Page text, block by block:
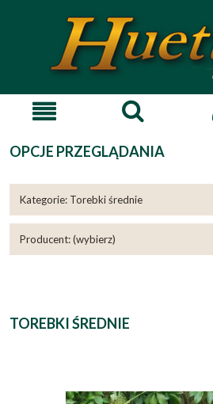
OPCJE PRZEGLĄDANIA
Kategorie: Torebki średnie
Producent: (wybierz)
TOREBKI ŚREDNIE